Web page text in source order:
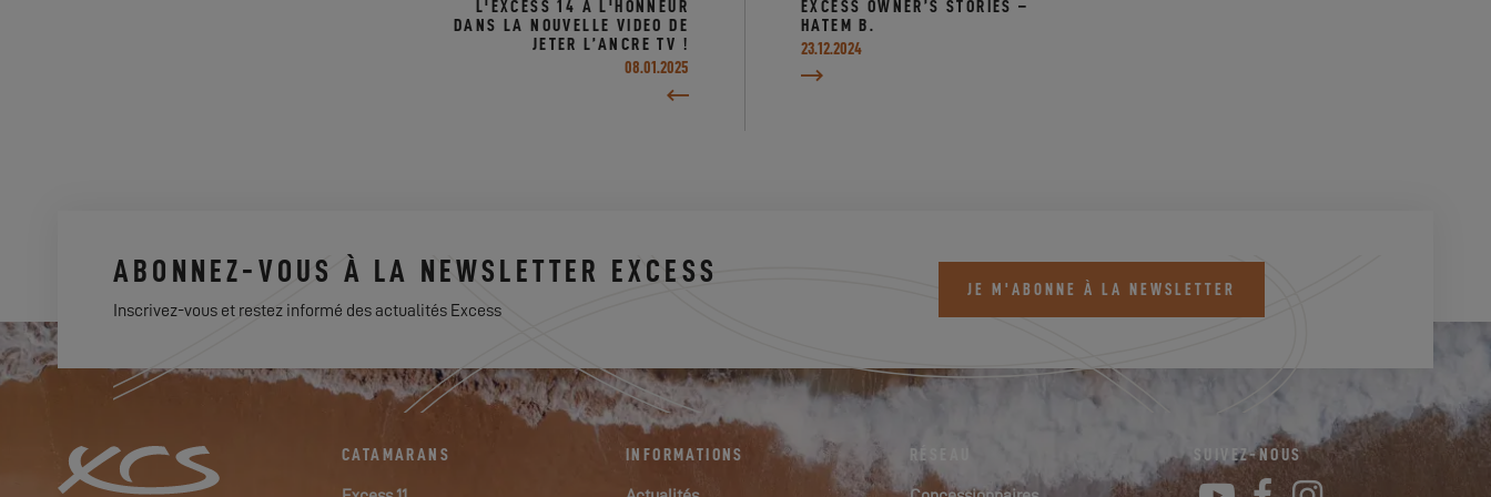
L'EXCESS 14 A L'HONNEUR
DANS LA NOUVELLE VIDEO DE
JETER L’ANCRE TV !
08.01.2025
EXCESS OWNER’S STORIES –
HATEM B.
23.12.2024
ABONNEZ-VOUS À LA NEWSLETTER EXCESS
Inscrivez-vous et restez informé des actualités Excess
JE M'ABONNE À LA NEWSLETTER
CATAMARANS INFORMATIONS RÉSEAU SUIVEZ-NOUS